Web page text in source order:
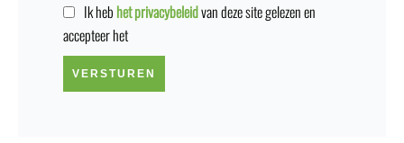
Ik heb het privacybeleidvan deze site gelezen en
accepteer het
VERSTUREN